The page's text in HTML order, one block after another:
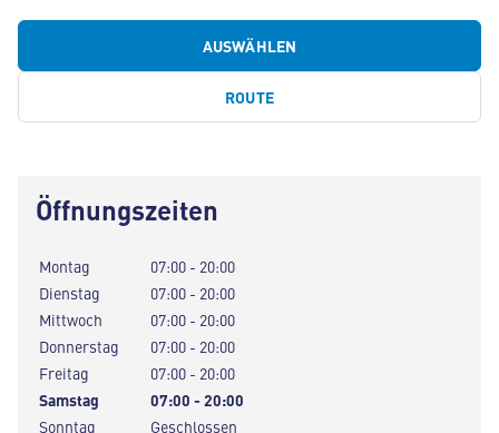
AUSWÄHLEN
ROUTE
Öffnungszeiten
Montag
07:00 - 20:00
Dienstag
07:00 - 20:00
Mittwoch
07:00 - 20:00
Donnerstag
07:00 - 20:00
Freitag
07:00 - 20:00
Samstag
07:00 - 20:00
Sonntag
Geschlossen